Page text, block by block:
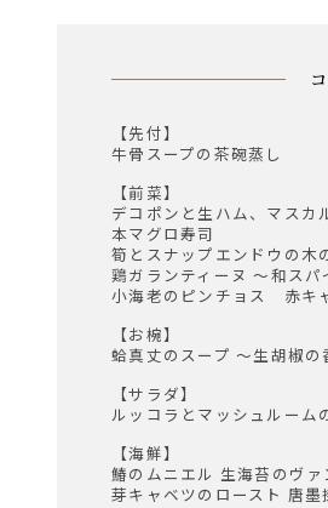
【先付】
牛骨スープの茶碗蒸し
【前菜】
デコポンと生ハム、マスカ
本マグロ寿司
筍とスナップエンドウの木
鶏ガランティーヌ ～和ス
小海老のピンチョス 赤キ
【お椀】
蛤真丈のスープ ～生胡椒
【サラダ】
ルッコラとマッシュルーム
【海鮮】
鰆のムニエル 生海苔のヴ
芽キャベツのロースト 唐墨